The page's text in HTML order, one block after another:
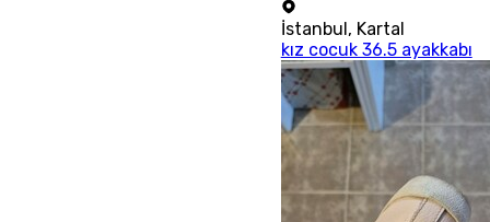
İstanbul , Kartal
kız cocuk 36.5 ayakkabı